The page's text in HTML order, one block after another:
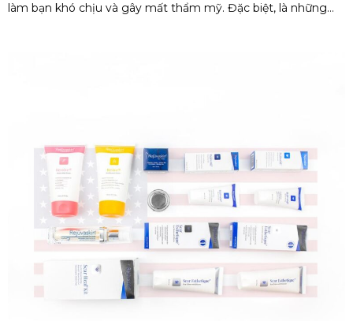
làm bạn khó chịu và gây mất thẩm mỹ. Đặc biệt, là những